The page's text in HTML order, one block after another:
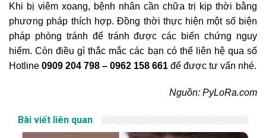
Khi bị viêm xoang, bệnh nhân cần chữa trị kịp thời bằng
phương pháp thích hợp. Đồng thời thực hiện một số biện
pháp phòng tránh để tránh được các biến chứng nguy
hiểm. Còn điều gì thắc mắc các bạn có thể liên hệ qua số
Hotline 0909 204 798 – 0962 158 661 để được tư vấn nhé.
Nguồn: PyLoRa.com
Bài viết liên quan